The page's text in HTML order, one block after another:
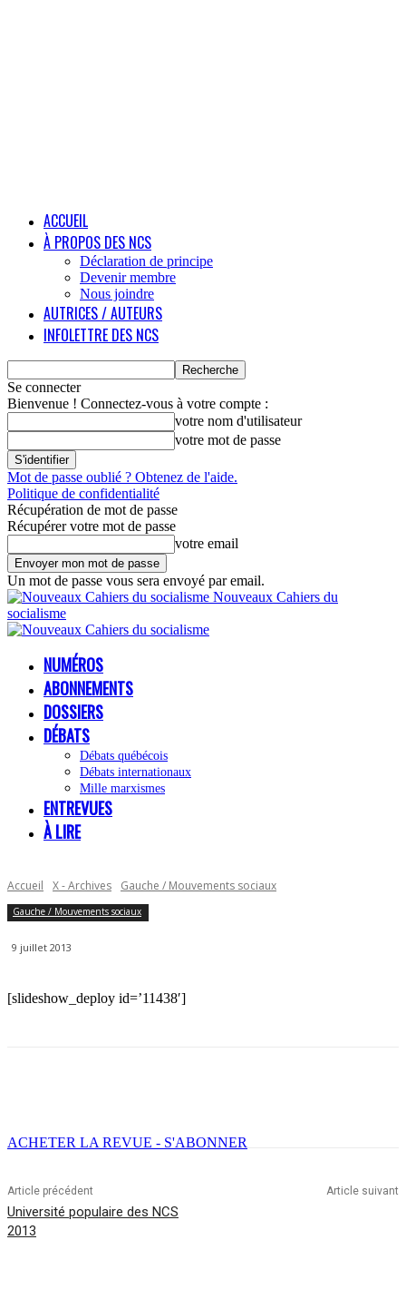
ACCUEIL
À PROPOS DES NCS
Déclaration de principe
Devenir membre
Nous joindre
AUTRICES / AUTEURS
INFOLETTRE DES NCS
Se connecter
Bienvenue ! Connectez-vous à votre compte :
votre nom d'utilisateur
votre mot de passe
Mot de passe oublié ? Obtenez de l'aide.
Politique de confidentialité
Récupération de mot de passe
Récupérer votre mot de passe
votre email
Un mot de passe vous sera envoyé par email.
Nouveaux Cahiers du
socialisme
NUMÉROS
ABONNEMENTS
DOSSIERS
DÉBATS
Débats québécois
Débats internationaux
Mille marxismes
ENTREVUES
À LIRE
Accueil X - Archives Gauche / Mouvements sociaux
Gauche / Mouvements sociaux
9 juillet 2013
[slideshow_deploy id=’11438′]
ACHETER LA REVUE - S'ABONNER
Article précédent
Université populaire des NCS
2013
Article suivant